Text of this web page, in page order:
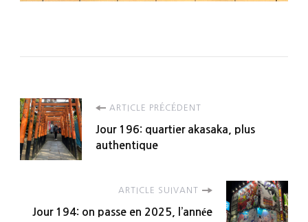
Navigation
d'article
ARTICLE PRÉCÉDENT
Jour 196: quartier akasaka, plus
authentique
ARTICLE SUIVANT
Jour 194: on passe en 2025, l’année